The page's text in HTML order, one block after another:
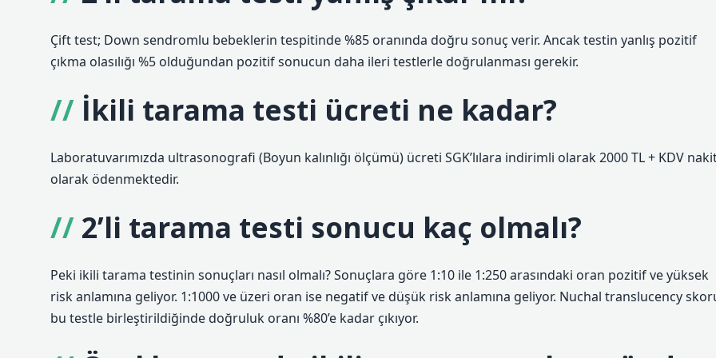
Çift test; Down sendromlu bebeklerin tespitinde %85 oranında doğru sonuç verir. Ancak testin yanlış pozitif
çıkma olasılığı %5 olduğundan pozitif sonucun daha ileri testlerle doğrulanması gerekir.
İkili tarama testi ücreti ne kadar?
Laboratuvarımızda ultrasonografi (Boyun kalınlığı ölçümü) ücreti SGK’lılara indirimli olarak 2000 TL + KDV
olarak ödenmektedir.
2’li tarama testi sonucu kaç olmalı?
Peki ikili tarama testinin sonuçları nasıl olmalı? Sonuçlara göre 1:10 ile 1:250 arasındaki oran pozitif ve yüksek
risk anlamına geliyor. 1:1000 ve üzeri oran ise negatif ve düşük risk anlamına geliyor. Nuchal translucency
bu testle birleştirildiğinde doğruluk oranı %80’e kadar çıkıyor.